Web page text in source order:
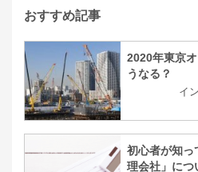
おすすめ記事
2020年東京
うなる？
イ
初心者が知っ
理会社」につ